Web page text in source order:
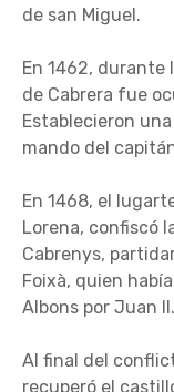
de san Miguel.
En 1462, durante
de Cabrera fue
Establecieron
mando del
En 1468, el
Lorena, confiscó
Cabrenys,
Foixà, quien
Albons por Juan II.
Al final del
recuperó el